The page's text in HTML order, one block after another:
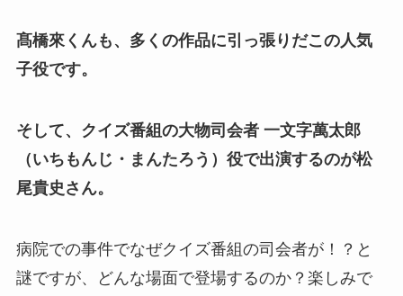
髙橋來くんも、多くの作品に引っ張りだこの人気
子役です。
そして、クイズ番組の大物司会者 一文字萬太郎
（いちもんじ・まんたろう）役で出演するのが松
尾貴史さん。
病院での事件でなぜクイズ番組の司会者が！？と
謎ですが、どんな場面で登場するのか？楽しみで